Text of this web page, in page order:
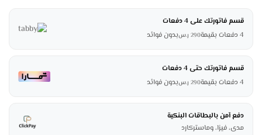
قسم فاتورتك على 4 دفعات
4 دفعات بقيمة
290 ر.سبدون فوائد
قسم فاتورتك حتى 4 دفعات
4 دفعات بقيمة
290 ر.سبدون فوائد
دفع آمن بالبطاقات البنكية
مدى، فيزا، وماستركارد